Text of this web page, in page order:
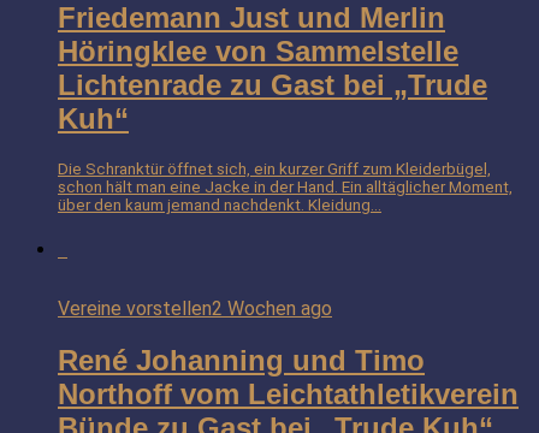
Friedemann Just und Merlin
Höringklee von Sammelstelle
Lichtenrade zu Gast bei „Trude
Kuh“
Die Schranktür öffnet sich, ein kurzer Griff zum Kleiderbügel,
schon hält man eine Jacke in der Hand. Ein alltäglicher Moment,
über den kaum jemand nachdenkt. Kleidung...
Vereine vorstellen2 Wochen ago
René Johanning und Timo
Northoff vom Leichtathletikverein